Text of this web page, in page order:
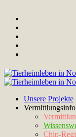
Unsere Projekte
Chip-